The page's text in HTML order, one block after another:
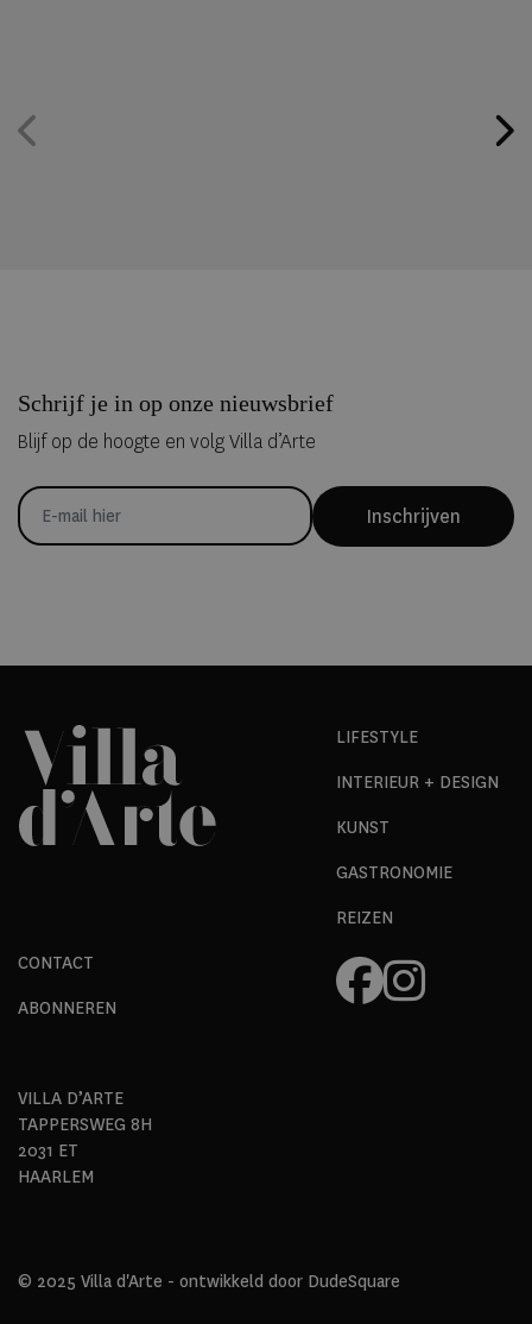
Schrijf je in op onze nieuwsbrief
Blijf op de hoogte en volg Villa d’Arte
Inschrijven
LIFESTYLE
INTERIEUR + DESIGN
KUNST
GASTRONOMIE
REIZEN
CONTACT
ABONNEREN
VILLA D’ARTE
TAPPERSWEG 8H
2031 ET
HAARLEM
© 2025 Villa d'Arte - ontwikkeld door DudeSquare